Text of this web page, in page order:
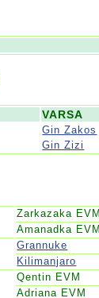
VARSA
Gin Zakos
Gin Zizi
Zarkazaka EVM
Amanadka EVM
Grannuke
Kilimanjaro
Qentin EVM
Adriana EVM